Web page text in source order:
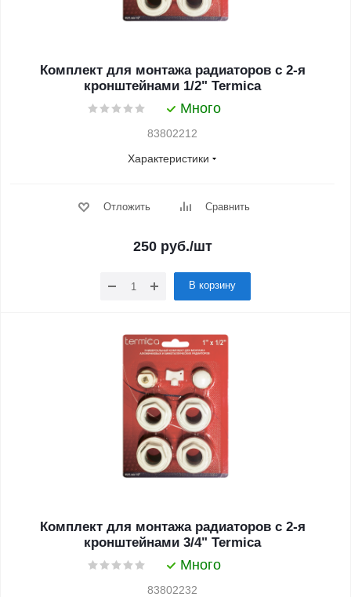
Комплект для монтажа радиаторов с 2-я
кронштейнами 1/2" Termica
Много
83802212
Характеристики
Отложить Сравнить
250 руб./шт
В корзину
Комплект для монтажа радиаторов с 2-я
кронштейнами 3/4" Termica
Много
83802232